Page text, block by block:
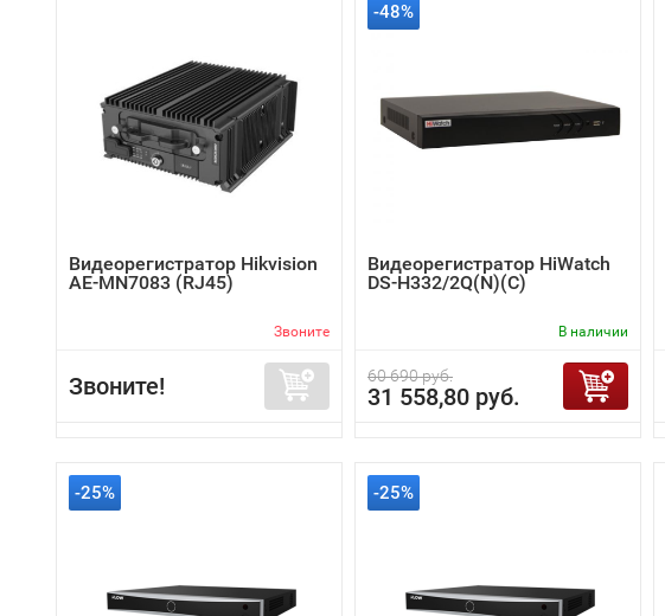
Видеорегистратор Hikvision
AE-MN7083 (RJ45)
Звоните
Звоните!
-48%
Видеорегистратор HiWatch
DS-H332/2Q(N)(C)
В наличии
60 690 руб.
31 558,80 руб.
-25% -25%